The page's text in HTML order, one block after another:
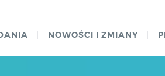
NOWOŚCI I ZMIANY